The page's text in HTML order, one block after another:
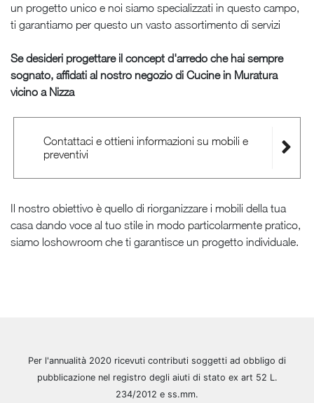
un progetto unico e noi siamo specializzati in questo campo,
ti garantiamo per questo un vasto assortimento di servizi
Se desideri progettare il concept d'arredo che hai sempre
sognato, affidati al nostro negozio di Cucine in Muratura
vicino a Nizza
Contattaci e ottieni informazioni su mobili e
preventivi
Il nostro obiettivo è quello di riorganizzare i mobili della tua
casa dando voce al tuo stile in modo particolarmente pratico,
siamo loshowroom che ti garantisce un progetto individuale.
Per l'annualità 2020 ricevuti contributi soggetti ad obbligo di
pubblicazione nel registro degli aiuti di stato ex art 52 L.
234/2012 e ss.mm.